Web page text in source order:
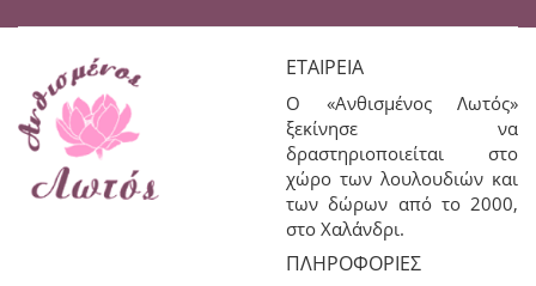
ΕΤΑΙΡΕΊΑ
Ο «Ανθισμένος Λωτός»
ξεκίνησε να
δραστηριοποιείται στο
χώρο των λουλουδιών και
των δώρων από το 2000,
στο Χαλάνδρι.
ΠΛΗΡΟΦΟΡΊΕΣ